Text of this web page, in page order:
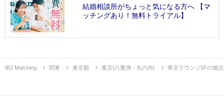
結婚相談所がちょっと気になる方へ 【マ
ッチングあり！無料トライアル】
IBJ Matching 関東 東京都 東京(八重洲・丸の内) 東京ラウンジ5Fの婚